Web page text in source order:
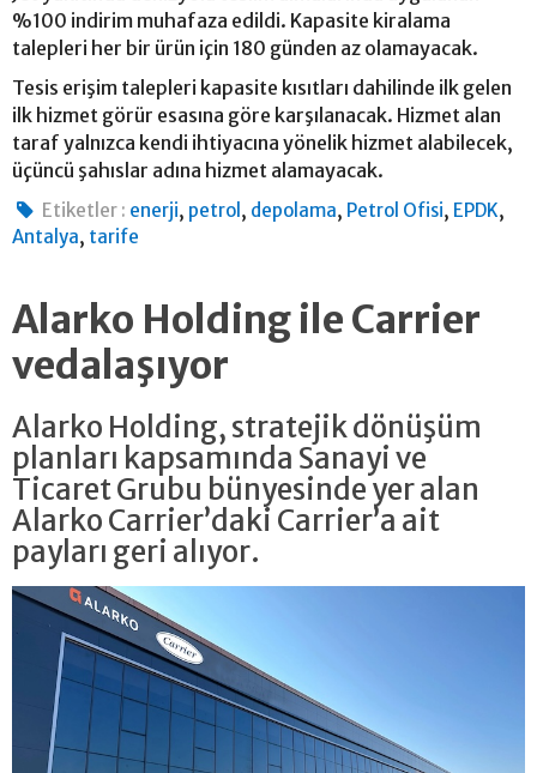
%100 indirim muhafaza edildi. Kapasite kiralama
talepleri her bir ürün için 180 günden az olamayacak.
Tesis erişim talepleri kapasite kısıtları dahilinde ilk gelen
ilk hizmet görür esasına göre karşılanacak. Hizmet alan
taraf yalnızca kendi ihtiyacına yönelik hizmet alabilecek,
üçüncü şahıslar adına hizmet alamayacak.
Etiketler : enerji, petrol , depolama, Petrol Ofisi, EPDK,
Antalya, tarife
Alarko Holding ile Carrier
vedalaşıyor
Alarko Holding, stratejik dönüşüm
planları kapsamında Sanayi ve
Ticaret Grubu bünyesinde yer alan
Alarko Carrier’daki Carrier’a ait
payları geri alıyor.